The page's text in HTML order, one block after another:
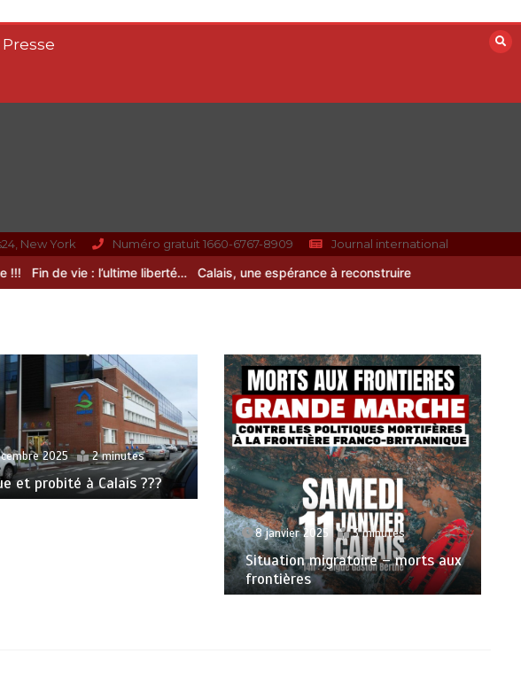
Presse
New York Numéro gratuit 1660-6767-8909 Journal international
de vie : l’ultime liberté… Calais, une espérance à reconstruire
14 septembre 2014 5 minutes
Contrer l’extrême droite ? C’est
agir, non réagir !!